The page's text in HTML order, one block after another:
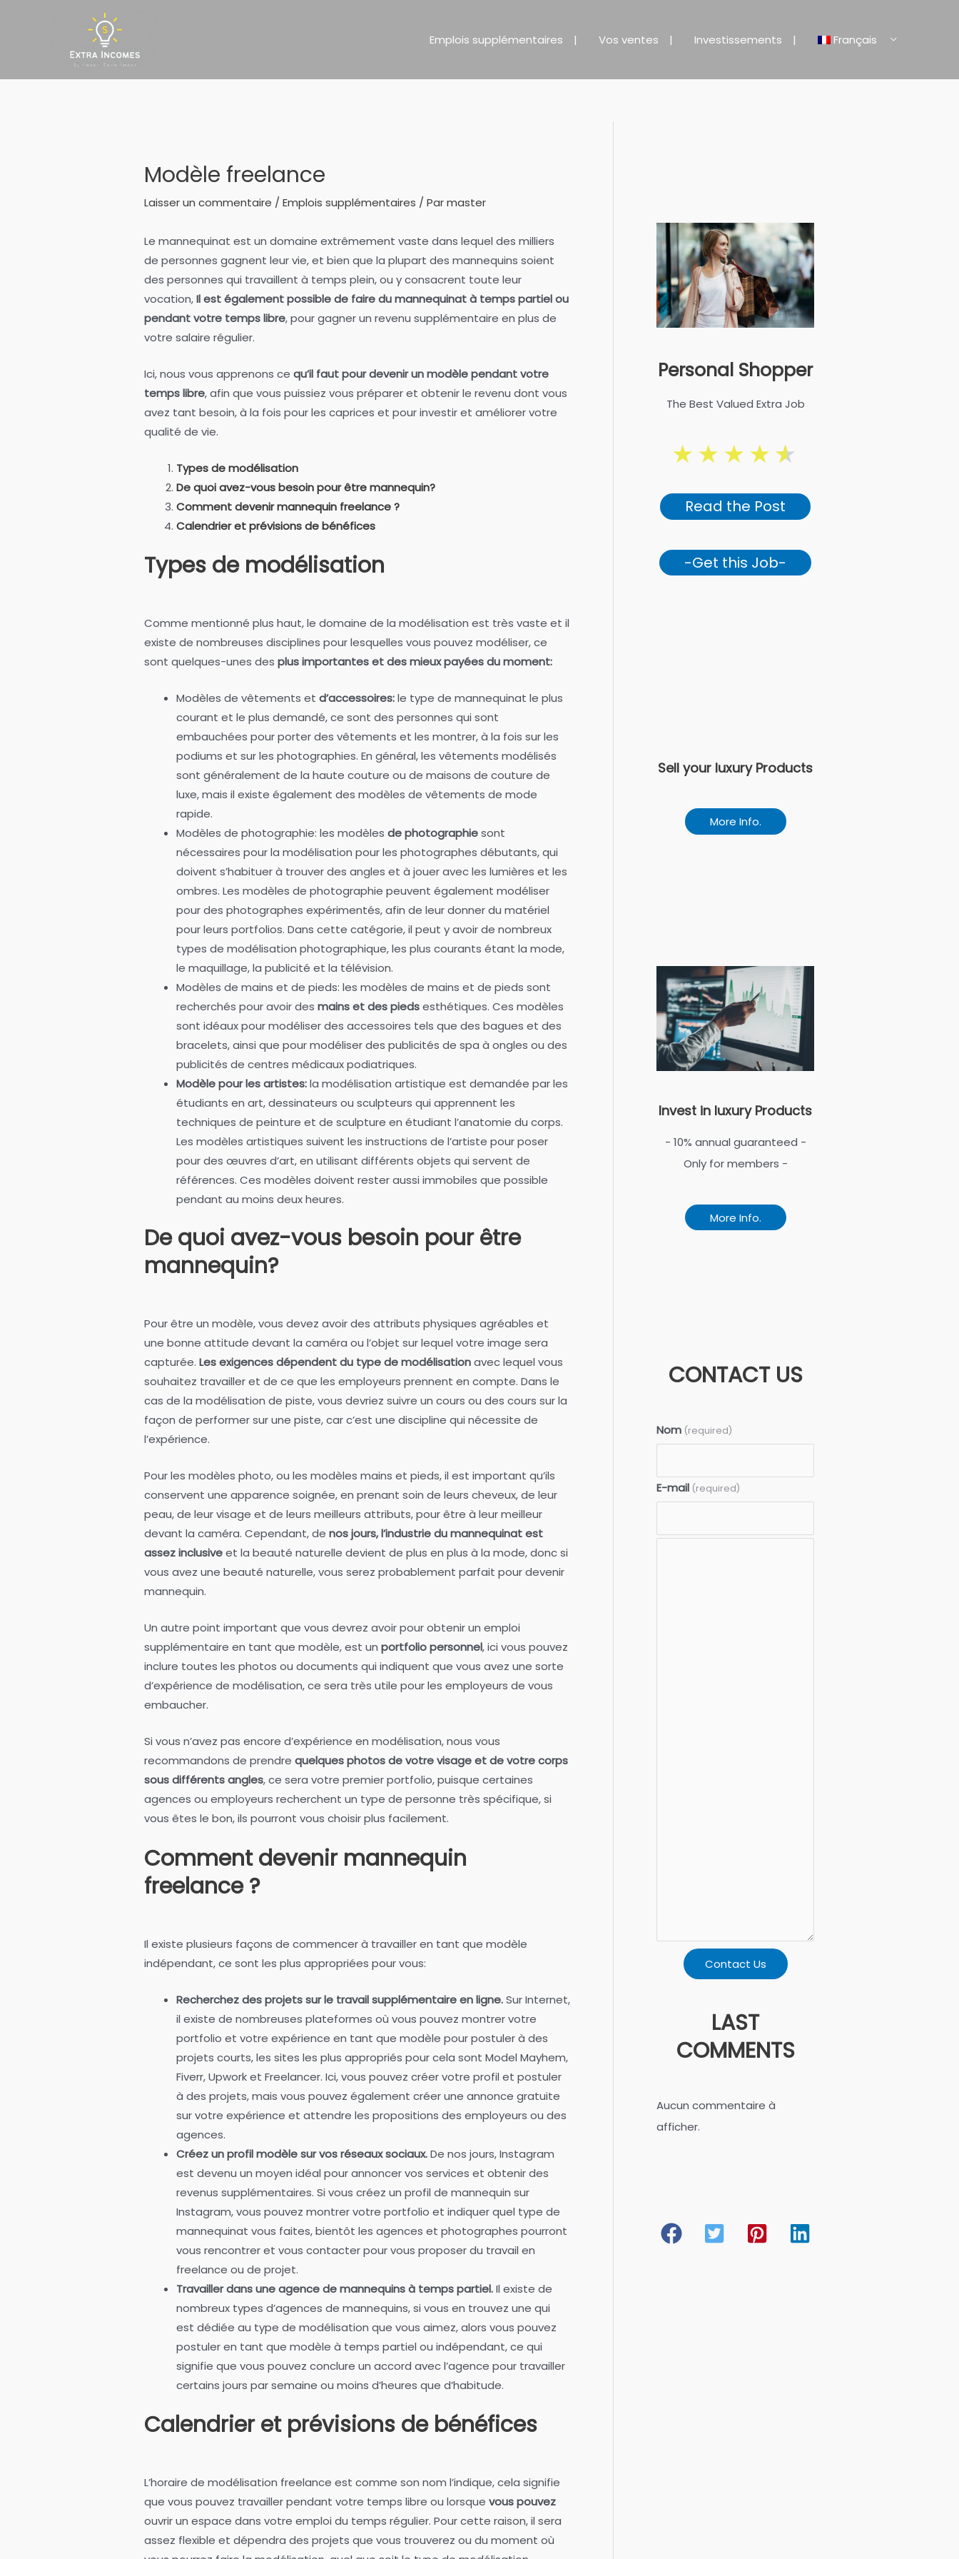
Emplois supplémentaires Vos ventes Investissements Français
Modèle freelance
Laisser un commentaire / Emplois supplémentaires / Parmaster
Le mannequinat est un domaine extrêmement vaste dans lequel des milliers
de personnes gagnent leur vie, et bien que la plupart des mannequins soient
des personnes qui travaillent à temps plein, ou y consacrent toute leur
vocation,Il est également possible de faire du mannequinat à temps partiel ou
pendant votre temps libre, pour gagner un revenu supplémentaire en plus de
votre salaire régulier.
Ici, nous vous apprenons ce qu’il faut pour devenir un modèle pendant votre
temps libre, afin que vous puissiez vous préparer et obtenir le revenu dont vous
avez tant besoin, à la fois pour les caprices et pour investir et améliorer votre
qualité de vie.
Types de modélisation
De quoi avez-vous besoin pour être mannequin?
Comment devenir mannequin freelance ?
Calendrier et prévisions de bénéfices
Types de modélisation
Comme mentionné plus haut, le domaine de la modélisation est très vaste et il
existe de nombreuses disciplines pour lesquelles vous pouvez modéliser, ce
sont quelques-unes des plus importantes et des mieux payées du moment:
Modèles de vêtements et d’accessoires:le type de mannequinat le plus
courant et le plus demandé, ce sont des personnes qui sont
embauchées pour porter des vêtements et les montrer, à la fois sur les
podiums et sur les photographies. En général, les vêtements modélisés
sont généralement de la haute couture ou de maisons de couture de
luxe, mais il existe également des modèles de vêtements de mode
rapide.
Modèles de photographie: les modèles de photographiesont
nécessaires pour la modélisation pour les photographes débutants, qui
doivent s’habituer à trouver des angles et à jouer avec les lumières et les
ombres. Les modèles de photographie peuvent également modéliser
pour des photographes expérimentés, afin de leur donner du matériel
pour leurs portfolios. Dans cette catégorie, il peut y avoir de nombreux
types de modélisation photographique, les plus courants étant la mode,
le maquillage, la publicité et la télévision.
Modèles de mains et de pieds: les modèles de mains et de pieds sont
recherchés pour avoir des mains et des piedsesthétiques. Ces modèles
sont idéaux pour modéliser des accessoires tels que des bagues et des
bracelets, ainsi que pour modéliser des publicités de spa à ongles ou des
publicités de centres médicaux podiatriques.
Modèle pour les artistes:la modélisation artistique est demandée par les
étudiants en art, dessinateurs ou sculpteurs qui apprennent les
techniques de peinture et de sculpture en étudiant l’anatomie du corps.
Les modèles artistiques suivent les instructions de l’artiste pour poser
pour des œuvres d’art, en utilisant différents objets qui servent de
références. Ces modèles doivent rester aussi immobiles que possible
pendant au moins deux heures.
De quoi avez-vous besoin pour être
mannequin?
Pour être un modèle, vous devez avoir des attributs physiques agréables et
une bonne attitude devant la caméra ou l’objet sur lequel votre image sera
capturée. Les exigences dépendent du type de modélisationavec lequel vous
souhaitez travailler et de ce que les employeurs prennent en compte. Dans le
cas de la modélisation de piste, vous devriez suivre un cours ou des cours sur la
façon de performer sur une piste, car c’est une discipline qui nécessite de
l’expérience.
Pour les modèles photo, ou les modèles mains et pieds, il est important qu’ils
conservent une apparence soignée, en prenant soin de leurs cheveux, de leur
peau, de leur visage et de leurs meilleurs attributs, pour être à leur meilleur
devant la caméra. Cependant, de nos jours, l’industrie du mannequinat est
assez inclusiveet la beauté naturelle devient de plus en plus à la mode, donc si
vous avez une beauté naturelle, vous serez probablement parfait pour devenir
mannequin.
Un autre point important que vous devrez avoir pour obtenir un emploi
supplémentaire en tant que modèle, est un portfolio personnel, ici vous pouvez
inclure toutes les photos ou documents qui indiquent que vous avez une sorte
d’expérience de modélisation, ce sera très utile pour les employeurs de vous
embaucher.
Si vous n’avez pas encore d’expérience en modélisation, nous vous
recommandons de prendre quelques photos de votre visage et de votre corps
sous différents angles, ce sera votre premier portfolio, puisque certaines
agences ou employeurs recherchent un type de personne très spécifique, si
vous êtes le bon, ils pourront vous choisir plus facilement.
Comment devenir mannequin
freelance ?
Il existe plusieurs façons de commencer à travailler en tant que modèle
indépendant, ce sont les plus appropriées pour vous:
Recherchez des projets sur le travail supplémentaire en ligne.Sur Internet,
il existe de nombreuses plateformes où vous pouvez montrer votre
portfolio et votre expérience en tant que modèle pour postuler à des
projets courts, les sites les plus appropriés pour cela sont Model Mayhem,
Fiverr, Upwork et Freelancer. Ici, vous pouvez créer votre profil et postuler
à des projets, mais vous pouvez également créer une annonce gratuite
sur votre expérience et attendre les propositions des employeurs ou des
agences.
Créez un profil modèle sur vos réseaux sociaux.De nos jours, Instagram
est devenu un moyen idéal pour annoncer vos services et obtenir des
revenus supplémentaires. Si vous créez un profil de mannequin sur
Instagram, vous pouvez montrer votre portfolio et indiquer quel type de
mannequinat vous faites, bientôt les agences et photographes pourront
vous rencontrer et vous contacter pour vous proposer du travail en
freelance ou de projet.
Travailler dans une agence de mannequins à temps partiel.Il existe de
nombreux types d’agences de mannequins, si vous en trouvez une qui
est dédiée au type de modélisation que vous aimez, alors vous pouvez
postuler en tant que modèle à temps partiel ou indépendant, ce qui
signifie que vous pouvez conclure un accord avec l’agence pour travailler
certains jours par semaine ou moins d’heures que d’habitude.
Calendrier et prévisions de bénéfices
L’horaire de modélisation freelance est comme son nom l’indique, cela signifie
que vous pouvez travailler pendant votre temps libre ou lorsque vous pouvez
ouvrir un espace dans votre emploi du temps régulier. Pour cette raison, il sera
assez flexible et dépendra des projets que vous trouverez ou du moment où
Personal Shopper
The Best Valued Extra Job
★★★★★
Read the Post
-Get this Job-
Sell your luxury Products
More Info.
Invest in luxury Products
- 10% annual guaranteed -
Only for members -
More Info.
CONTACT US
Nom (required)
E-mail (required)
Contact Us
LAST
COMMENTS
Aucun commentaire à
afficher.